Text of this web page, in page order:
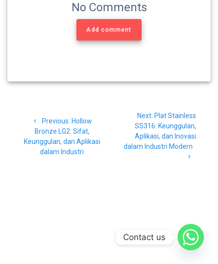
No Comments
Add comment
pos Previous: Previous
post:
Hollow
Bronze LG2: Sifat,
Keunggulan, dan Aplikasi
dalam Industri
Next: Next
post:
Plat Stainless
SS316: Keunggulan,
Aplikasi, dan Inovasi
dalam Industri Modern
Contact us